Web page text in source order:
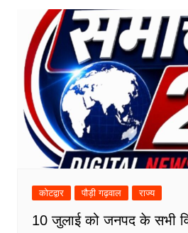
कोटद्वार पौड़ी गढ़वाल राज्य
10 जुलाई को जनपद के सभी